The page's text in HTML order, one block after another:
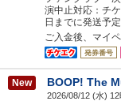
演中止対応：チ
日までに発送予定
ご入金後、マイ
発券番号
New BOOP! The
2026/08/12 (水) 12